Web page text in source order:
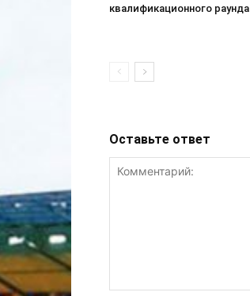
квалификационного раунда
Оставьте ответ